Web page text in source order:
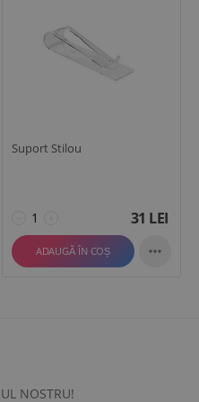
Suport Stilou
31 LEI
ADAUGĂ ÎN COȘ 
NOSTRU!